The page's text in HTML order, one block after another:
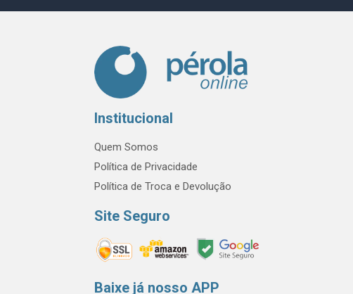
Institucional
Quem Somos
Política de Privacidade
Política de Troca e Devolução
Site Seguro
Baixe já nosso APP